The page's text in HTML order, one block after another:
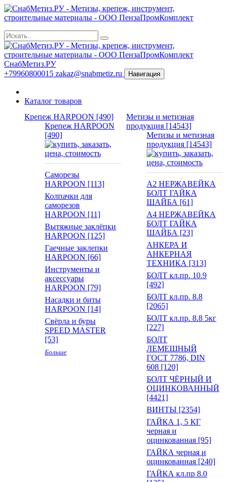
СнабМетиз.РУ
+79960800015 zakaz@snabmetiz.ru Навигация
Каталог товаров
Крепеж HARPOON [490]
Крепеж HARPOON
[490]
Саморезы
HARPOON [113]
Колпачки для
саморезов
HARPOON [11]
Вытяжные заклёпки
HARPOON [125]
Гаечные заклепки
HARPOON [66]
Инструменты и
аксессуары
HARPOON [79]
Насадки и биты
HARPOON [14]
Свёрла и буры
SPEED MASTER
[53]
Больше
Метизы и метизная
продукция [14543]
Метизы и метизная
продукция [14543]
А2 НЕРЖАВЕЙКА
БОЛТ ГАЙКА
ШАЙБА [61]
А4 НЕРЖАВЕЙКА
БОЛТ ГАЙКА
ШАЙБА [23]
АНКЕРА И
АНКЕРНАЯ
ТЕХНИКА [313]
БОЛТ кл.пр. 10.9
[492]
БОЛТ кл.пр. 8.8
[2065]
БОЛТ кл.пр. 8.8 5кг
[227]
БОЛТ
ЛЕМЕШНЫЙ
ГОСТ 7786, DIN
608 [120]
БОЛТ ЧЁРНЫЙ И
ОЦИНКОВАННЫЙ
[4421]
ВИНТЫ [2354]
ГАЙКА 1, 5 КГ
черная и
оцинкованная [95]
ГАЙКА черная и
оцинкованная [240]
ГАЙКА кл.пр 8.0